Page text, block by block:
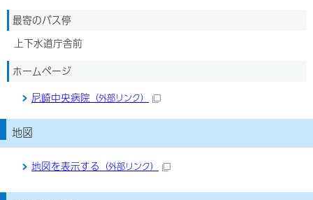
最寄のバス停
上下水道庁舎前
ホームページ
尼崎中央病院 （外部リンク）
地図
地図を表示する （外部リンク）